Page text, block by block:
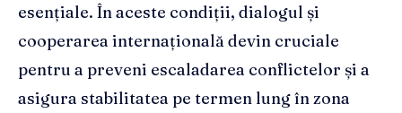
esențiale. În aceste condiții, dialogul și
cooperarea internațională devin cruciale
pentru a preveni escaladarea conflictelor și a
asigura stabilitatea pe termen lung în zona